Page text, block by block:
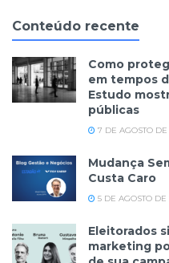
Conteúdo recente
Como
em tempos
Estudo
públicas
7 DE AGOSTO
Mudança
Custa Caro
5 DE AGOSTO
Eleitorados
marketing